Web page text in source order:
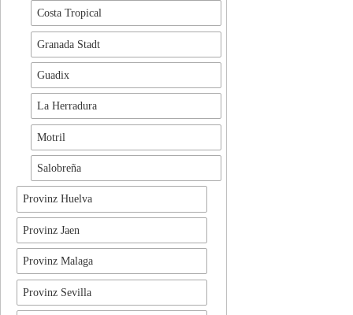
Costa Tropical
Granada Stadt
Guadix
La Herradura
Motril
Salobreña
Provinz Huelva
Provinz Jaen
Provinz Malaga
Provinz Sevilla